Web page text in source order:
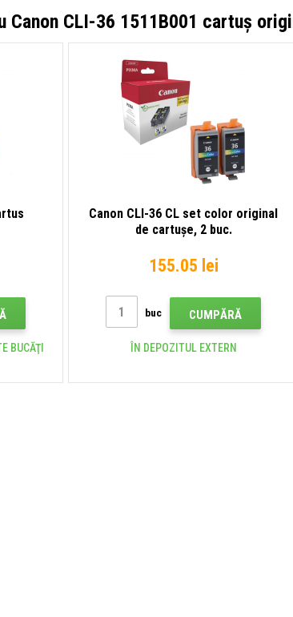
Canon CLI-36 1511B001 cartuș
BUCĂŢI
Canon CLI-36 CL set color original
de cartușe, 2 buc.
155.05 lei
buc CUMPĂRĂ
ÎN DEPOZITUL EXTERN